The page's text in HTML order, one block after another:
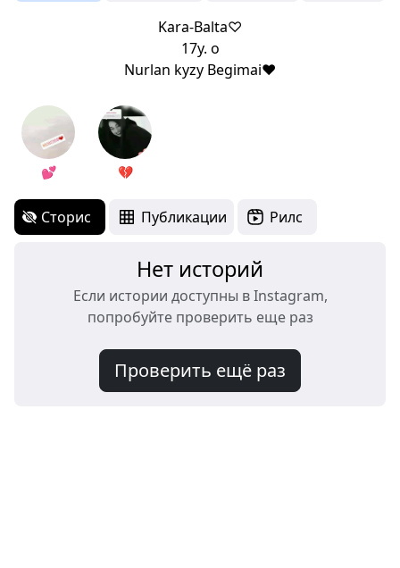
Kara-Balta♡
17y. o
Nurlan kyzy Begimai♥
💕 💔
Сторис Публикации Рилс
Нет историй
Если истории доступны в Instagram,
попробуйте проверить еще раз
Проверить ещё раз